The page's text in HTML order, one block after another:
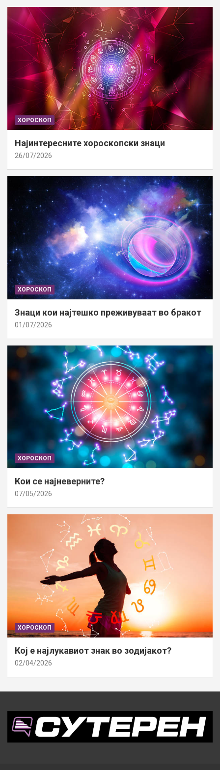
ХОРОСКОП
Најинтересните хороскопски знаци
26/07/2026
ХОРОСКОП
Знаци кои најтешко преживуваат во бракот
01/07/2026
ХОРОСКОП
Кои се најневерните?
07/05/2026
ХОРОСКОП
Кој е најлукавиот знак во зодијакот?
02/04/2026